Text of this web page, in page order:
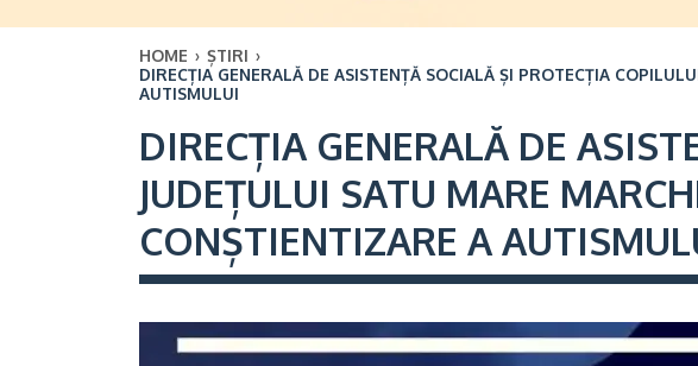
HOME › ȘTIRI ›
DIRECȚIA GENERALĂ DE ASISTENȚĂ SOCIALĂ ȘI PROTECȚIA
AUTISMULUI
DIRECȚIA GENERALĂ DE
JUDEȚULUI SATU MARE
CONȘTIENTIZARE A